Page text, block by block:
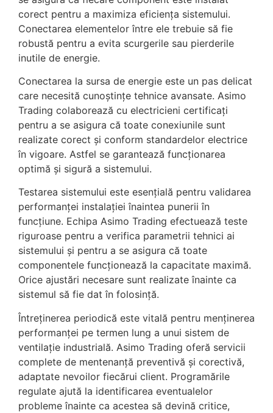
corect pentru a maximiza eficiența sistemului.
Conectarea elementelor între ele trebuie să fie
robustă pentru a evita scurgerile sau pierderile
inutile de energie.
Conectarea la sursa de energie este un pas delicat
care necesită cunoștințe tehnice avansate. Asimo
Trading colaborează cu electricieni certificați
pentru a se asigura că toate conexiunile sunt
realizate corect și conform standardelor electrice
în vigoare. Astfel se garantează funcționarea
optimă și sigură a sistemului.
Testarea sistemului este esențială pentru validarea
performanței instalației înaintea punerii în
funcțiune. Echipa Asimo Trading efectuează teste
riguroase pentru a verifica parametrii tehnici ai
sistemului și pentru a se asigura că toate
componentele funcționează la capacitate maximă.
Orice ajustări necesare sunt realizate înainte ca
sistemul să fie dat în folosință.
Întreținerea periodică este vitală pentru menținerea
performanței pe termen lung a unui sistem de
ventilație industrială. Asimo Trading oferă servicii
complete de mentenanță preventivă și corectivă,
adaptate nevoilor fiecărui client. Programările
regulate ajută la identificarea eventualelor
probleme înainte ca acestea să devină critice,